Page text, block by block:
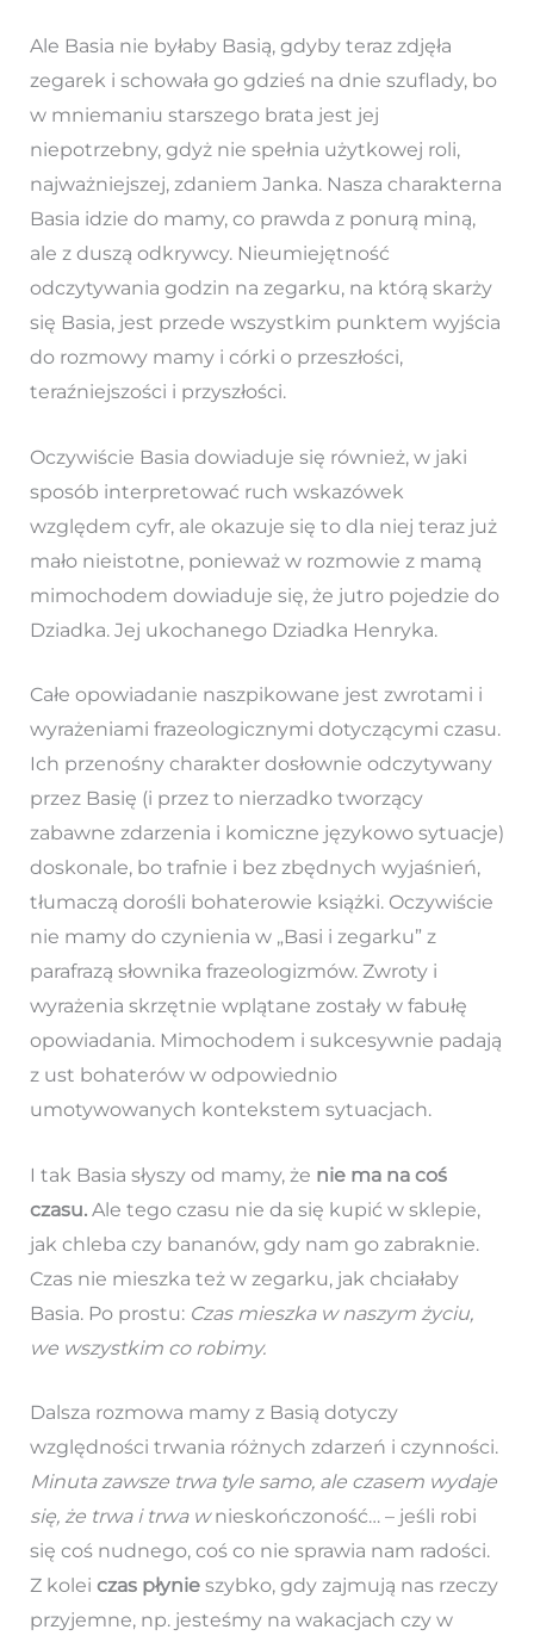
Ale Basia nie byłaby Basią, gdyby teraz zdjęła
zegarek i schowała go gdzieś na dnie szuflady, bo
w mniemaniu starszego brata jest jej
niepotrzebny, gdyż nie spełnia użytkowej roli,
najważniejszej, zdaniem Janka. Nasza charakterna
Basia idzie do mamy, co prawda z ponurą miną,
ale z duszą odkrywcy. Nieumiejętność
odczytywania godzin na zegarku, na którą skarży
się Basia, jest przede wszystkim punktem wyjścia
do rozmowy mamy i córki o przeszłości,
teraźniejszości i przyszłości.
Oczywiście Basia dowiaduje się również, w jaki
sposób interpretować ruch wskazówek
względem cyfr, ale okazuje się to dla niej teraz już
mało nieistotne, ponieważ w rozmowie z mamą
mimochodem dowiaduje się, że jutro pojedzie do
Dziadka. Jej ukochanego Dziadka Henryka.
Całe opowiadanie naszpikowane jest zwrotami i
wyrażeniami frazeologicznymi dotyczącymi czasu.
Ich przenośny charakter dosłownie odczytywany
przez Basię (i przez to nierzadko tworzący
zabawne zdarzenia i komiczne językowo sytuacje)
doskonale, bo trafnie i bez zbędnych wyjaśnień,
tłumaczą dorośli bohaterowie książki. Oczywiście
nie mamy do czynienia w „Basi i zegarku” z
parafrazą słownika frazeologizmów. Zwroty i
wyrażenia skrzętnie wplątane zostały w fabułę
opowiadania. Mimochodem i sukcesywnie padają
z ust bohaterów w odpowiednio
umotywowanych kontekstem sytuacjach.
I tak Basia słyszy od mamy, że nie ma na coś
czasu.Ale tego czasu nie da się kupić w sklepie,
jak chleba czy bananów, gdy nam go zabraknie.
Czas nie mieszka też w zegarku, jak chciałaby
Basia. Po prostu: Czas mieszka w naszym życiu,
we wszystkim co robimy.
Dalsza rozmowa mamy z Basią dotyczy
względności trwania różnych zdarzeń i czynności.
Minuta zawsze trwa tyle samo, ale czasem wydaje
się, że trwa i trwa wnieskończoność… – jeśli robi
się coś nudnego, coś co nie sprawia nam radości.
Z kolei czas płynie szybko, gdy zajmują nas rzeczy
przyjemne, np. jesteśmy na wakacjach czy w